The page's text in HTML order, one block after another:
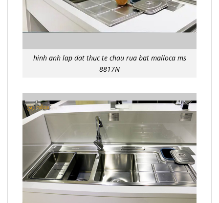
hinh anh lap dat thuc te chau rua bat malloca ms
8817N